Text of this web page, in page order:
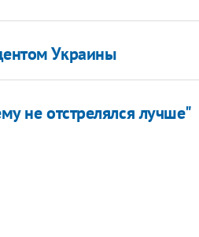
Украины
не отстрелялся лучше"